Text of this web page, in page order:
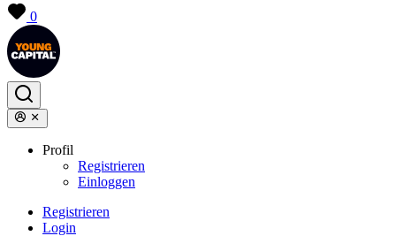
0
Profil
Registrieren
Einloggen
Registrieren
Login